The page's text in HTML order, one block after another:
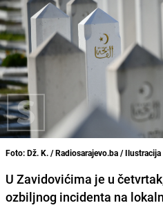
Foto: Dž. K. / Radiosarajevo.ba / Ilustracija
U Zavidovićima je u
ozbiljnog incidenta na